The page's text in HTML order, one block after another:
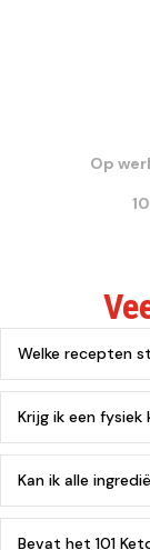
Op
Welke recepten
Krijg ik een
Kan ik alle
Bevat het 101